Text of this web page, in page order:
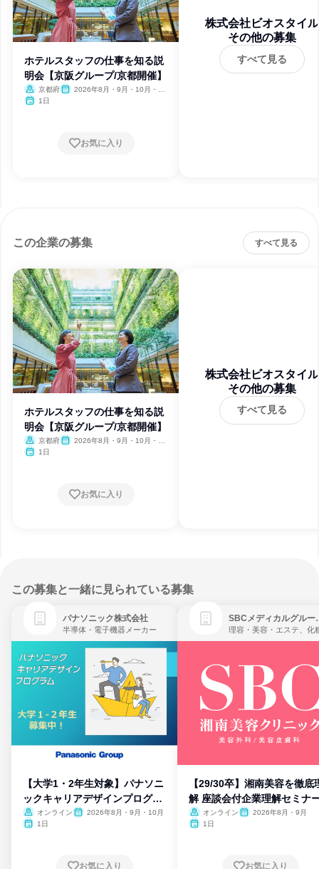
ホテルスタッフの仕事を知る説
明会【京阪グループ/京都開催】
京都府
2026年8月・9月・10月・11
1日
お気に入り
株式会社ビオスタイル
その他の募集
すべて見る
この企業の募集 すべて見る
ホテルスタッフの仕事を知る説
明会【京阪グループ/京都開催】
京都府
2026年8月・9月・10月・11
1日
お気に入り
株式会社ビオスタイル
その他の募集
すべて見る
この募集と一緒に見られている募集
パナソニック株式会社
半導体・電子機器メーカー
【大学1・2年生対象】パナソニ
ックキャリアデザインプログラ
ム
オンライン
2026年8月・9月・10月
1日
お気に入り
SBCメ
【29/30卒】湘南美容を徹底
解 座談会付企業理解セミナ
オンライン
2026年8月・9月
1日
お気に入り